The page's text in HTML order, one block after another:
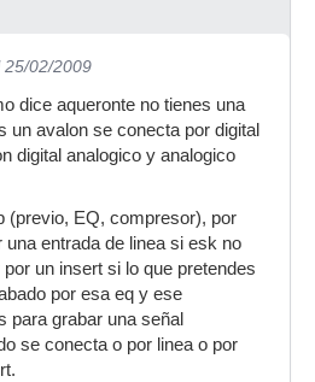
25/02/2009
dice aqueronte no tienes una
un avalon se conecta por digital
digital analogico y analogico
(previo, EQ, compresor), por
entrada de linea si esk no
un insert si lo que pretendes
por esa eq y ese
para grabar una señal
se conecta o por linea o por